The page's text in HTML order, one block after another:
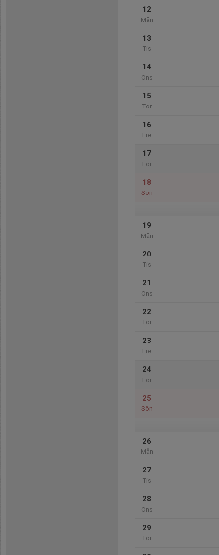
12
Mån
13
Tis
14
Ons
15
Tor
16
Fre
17
Lör
18
Sön
19
Mån
20
Tis
21
Ons
22
Tor
23
Fre
24
Lör
25
Sön
26
Mån
27
Tis
28
Ons
29
Tor